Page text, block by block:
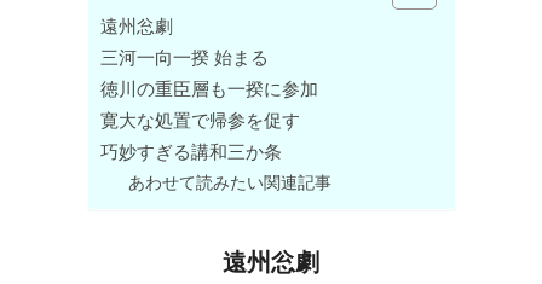
遠州忩劇
三河一向一揆 始まる
徳川の重臣層も一揆に参加
寛大な処置で帰参を促す
巧妙すぎる講和三か条
あわせて読みたい関連記事
遠州忩劇